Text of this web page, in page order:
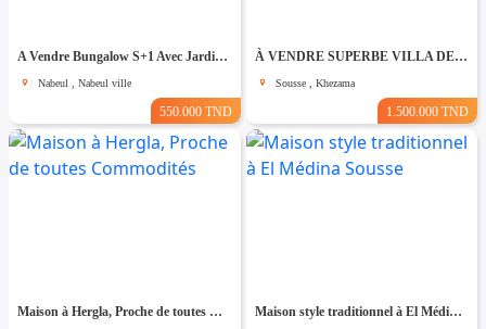
A Vendre Bungalow S+1 Avec Jardin à Club Farah, Nabeul
Nabeul , Nabeul ville
550.000 TND
À VENDRE SUPERBE VILLA DE 760 m² À KHZEMA OUEST
Sousse , Khezama
1.500.000 TND
Maison à Hergla, Proche de toutes Commodités Maison style traditionnel à El Médina Sousse